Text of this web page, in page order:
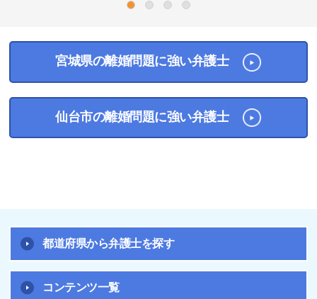
宮城県の離婚問題に強い弁護士
仙台市の離婚問題に強い弁護士
都道府県から弁護士を探す
コンテンツ一覧